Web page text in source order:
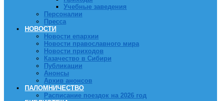
Учебные заведения
Персоналии
Пресса
НОВОСТИ
Новости епархии
Новости православного мира
Новости приходов
Казачество в Сибири
Публикации
Анонсы
Архив анонсов
ПАЛОМНИЧЕСТВО
Расписание поездок на 2026 год